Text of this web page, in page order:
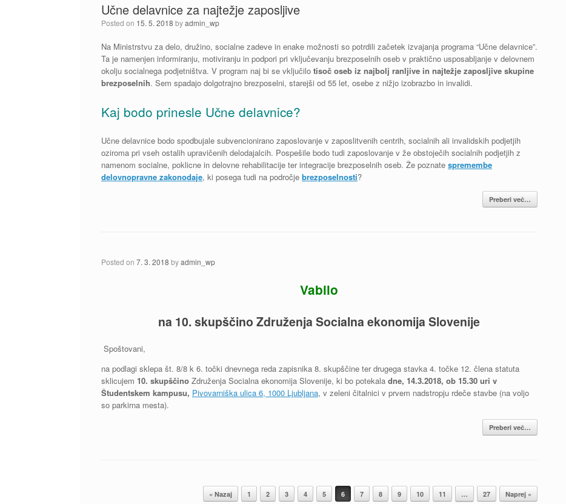
Učne delavnice za najtežje zaposljive
Posted on 15. 5. 2018 byadmin_wp
Na Ministrstvu za delo, družino, socialne zadeve in enake možnosti so potrdili začetek izvajanja programa “Učne delavnice”.
Ta je namenjen informiranju, motiviranju in podpori pri vključevanju brezposelnih oseb v praktično usposabljanje v delovnem
okolju socialnega podjetništva. V program naj bi se vključilo tisoč oseb iz najbolj ranljive in najtežje zaposljive skupine
brezposelnih. Sem spadajo dolgotrajno brezposelni, starejši od 55 let, osebe z nižjo izobrazbo in invalidi.
Kaj bodo prinesle Učne delavnice?
Učne delavnice bodo spodbujale subvencionirano zaposlovanje v zaposlitvenih centrih, socialnih ali invalidskih podjetjih
oziroma pri vseh ostalih upravičenih delodajalcih. Pospešile bodo tudi zaposlovanje v že obstoječih socialnih podjetjih z
namenom socialne, poklicne in delovne rehabilitacije ter integracije brezposelnih oseb. Že poznate spremembe
delovnopravne zakonodaje, ki posega tudi na področje brezposelnosti?
Preberi več…
Posted on 7. 3. 2018 byadmin_wp
Vabilo
na 10. skupščino Združenja Socialna ekonomija Slovenije
Spoštovani,
na podlagi sklepa št. 8/8 k 6. točki dnevnega reda zapisnika 8. skupščine ter drugega stavka 4. točke 12. člena statuta
sklicujem 10. skupščino Združenja Socialna ekonomija Slovenije, ki bo potekala dne, 14.3.2018, ob 15.30 uri v
Študentskem kampusu, Pivovarniška ulica 6, 1000 Ljubljana, v zeleni čitalnici v prvem nadstropju rdeče stavbe (na voljo
so parkirna mesta).
Preberi več…
« Nazaj 1 2 3 4 5 6 7 8 9 10 11 … 27 Naprej »